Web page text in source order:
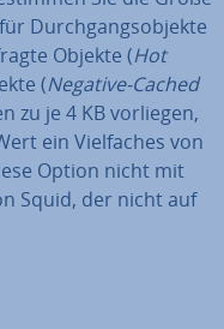
Durch­gangs­ob­jek­te
Objekte (Hot
(Negative-Cached
zu je 4 KB vorliegen,
ein Viel­fa­ches von
Option nicht mit
Squid, der nicht auf